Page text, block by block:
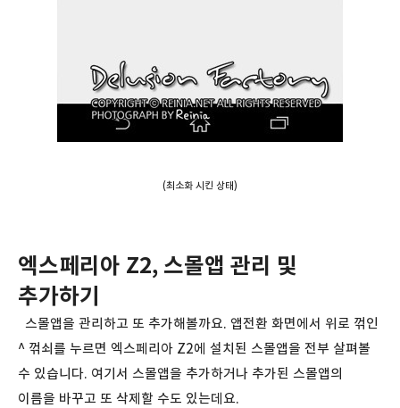
(최소화 시킨 상태)
엑스페리아 Z2, 스몰앱 관리 및
추가하기
스몰앱을 관리하고 또 추가해볼까요. 앱전환 화면에서 위로 꺾인
^ 꺾쇠를 누르면 엑스페리아 Z2에 설치된 스몰앱을 전부 살펴볼
수 있습니다. 여기서 스몰앱을 추가하거나 추가된 스몰앱의
이름을 바꾸고 또 삭제할 수도 있는데요.